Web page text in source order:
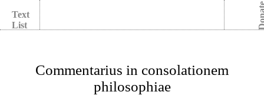
Text
List
Commentarius in consolationem
philosophiae